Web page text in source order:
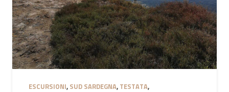
ESCURSIONI, SUD SARDEGNA, TESTATA,